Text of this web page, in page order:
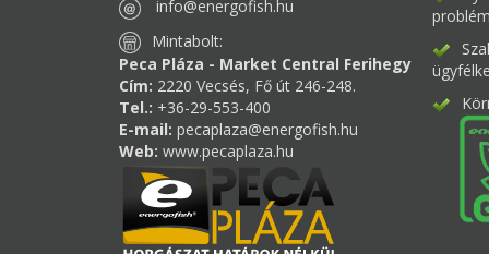
info@energofish.hu
Mintabolt:
Peca Pláza - Market Central Ferihegy
Cím: 2220 Vecsés, Fő út 246-248.
Tel.: +36-29-553-400
E-mail: pecaplaza@energofish.hu
Web: www.pecaplaza.hu